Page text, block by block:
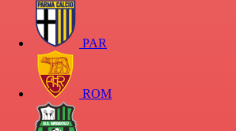
PAR
ROM